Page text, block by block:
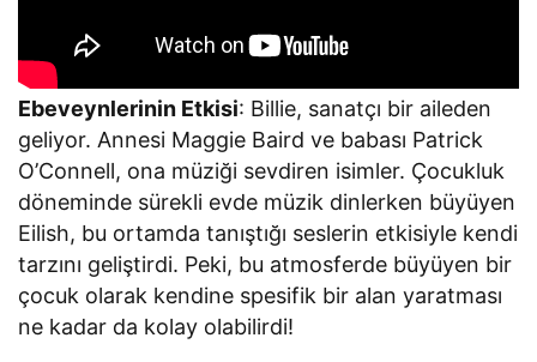
Ebeveynlerinin Etkisi: Billie, sanatçı bir aileden
geliyor. Annesi Maggie Baird ve babası Patrick
O’Connell, ona müziği sevdiren isimler. Çocukluk
döneminde sürekli evde müzik dinlerken büyüyen
Eilish, bu ortamda tanıştığı seslerin etkisiyle kendi
tarzını geliştirdi. Peki, bu atmosferde büyüyen bir
çocuk olarak kendine spesifik bir alan yaratması
ne kadar da kolay olabilirdi!